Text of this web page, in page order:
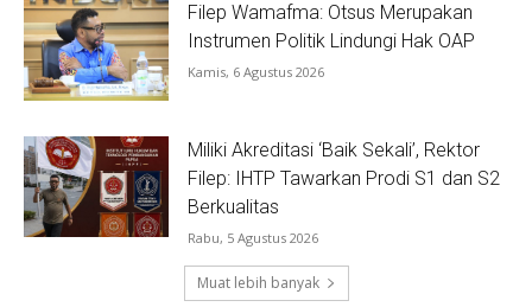
Filep Wamafma: Otsus Merupakan
Instrumen Politik Lindungi Hak OAP
Kamis, 6 Agustus 2026
Miliki Akreditasi ‘Baik Sekali’, Rektor
Filep: IHTP Tawarkan Prodi S1 dan S2
Berkualitas
Rabu, 5 Agustus 2026
Muat lebih banyak